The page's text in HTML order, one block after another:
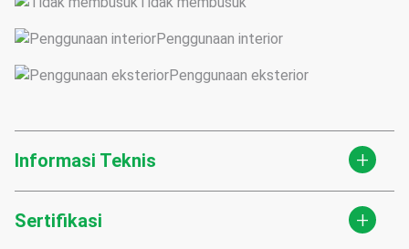
Penggunaan interior
Penggunaan eksterior
Informasi Teknis +
Sertifikasi +